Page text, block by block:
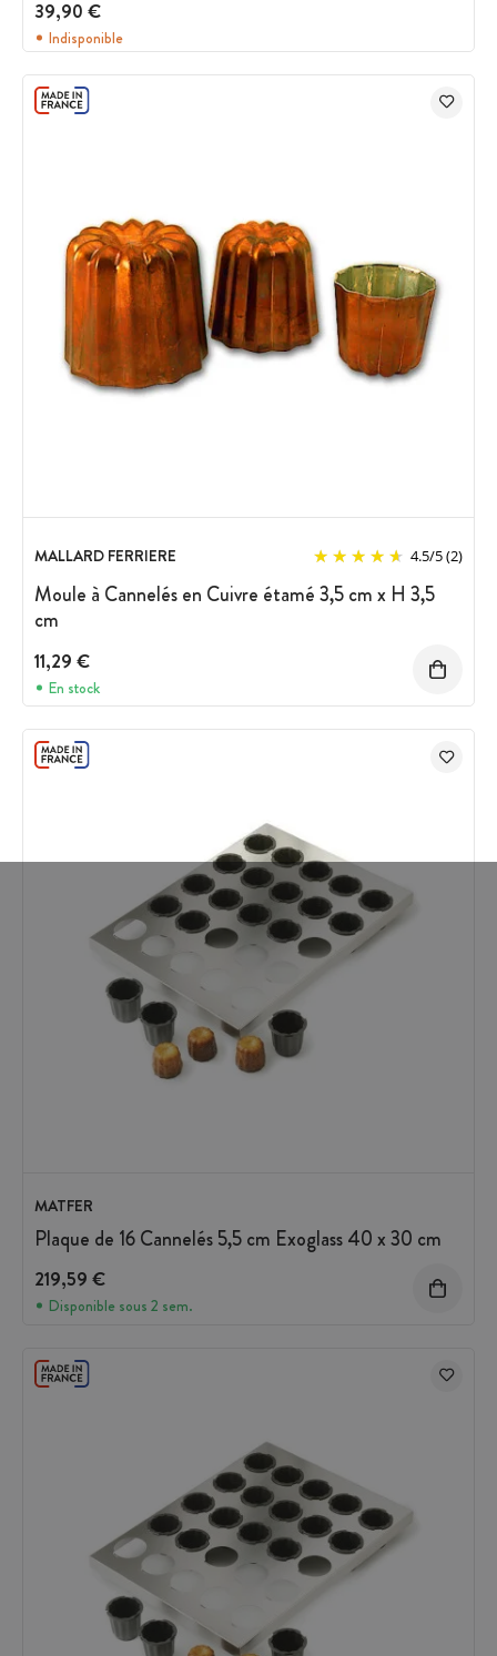
39,90 €
Indisponible
MALLARD FERRIERE 4.5/5(2)
Moule à Cannelés en Cuivre étamé 3,5 cm x H 3,5
cm
11,29 €
En stock
MATFER
Plaque de 16 Cannelés 5,5 cm Exoglass 40 x 30 cm
219,59 €
Disponible sous 2 sem.